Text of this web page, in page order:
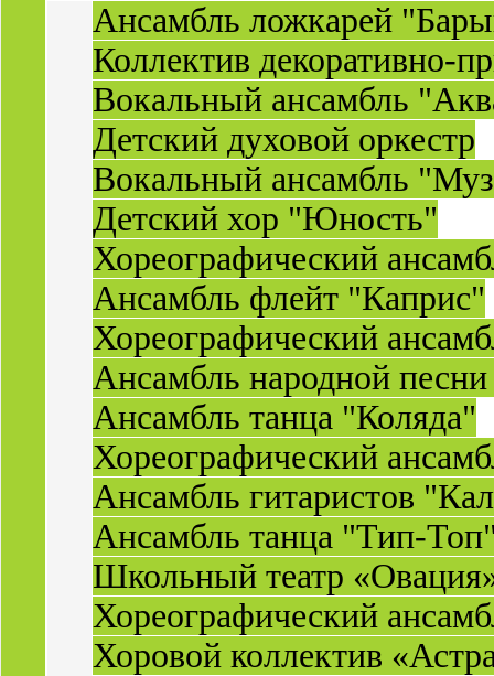
Ансамбль ложкарей
Коллектив декоративно-
Вокальный ансамбль
Детский духовой оркестр
Вокальный ансамбль
Детский хор "Юность"
Хореографический
Ансамбль флейт "Каприс"
Хореографический
Ансамбль народной
Ансамбль танца "Коляда"
Хореографический
Ансамбль гитаристов
Ансамбль танца "Тип-
Школьный театр
Хореографический
Хоровой коллектив